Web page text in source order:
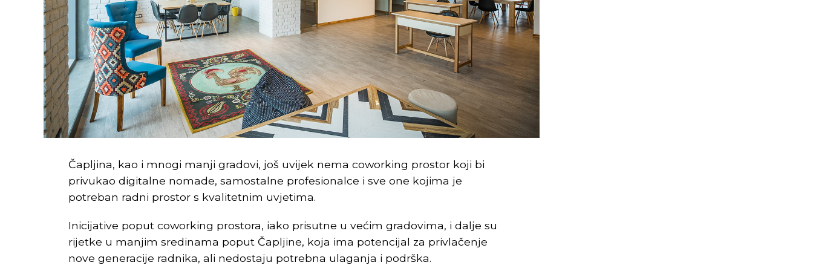
Čapljina, kao i mnogi manji gradovi, još uvijek nema coworking prostor koji bi
privukao digitalne nomade, samostalne profesionalce i sve one kojima je
potreban radni prostor s kvalitetnim uvjetima.
Inicijative poput coworking prostora, iako prisutne u većim gradovima, i dalje su
rijetke u manjim sredinama poput Čapljine, koja ima potencijal za privlačenje
nove generacije radnika, ali nedostaju potrebna ulaganja i podrška.